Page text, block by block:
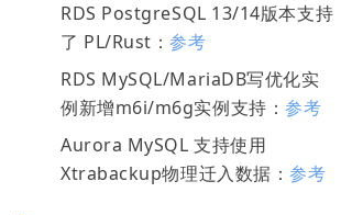
RDS PostgreSQL 13/14版本支持
了 PL/Rust：参考
RDS MySQL/MariaDB写优化实
例新增m6i/m6g实例支持：参考
Aurora MySQL 支持使用
Xtrabackup物理迁入数据：参考